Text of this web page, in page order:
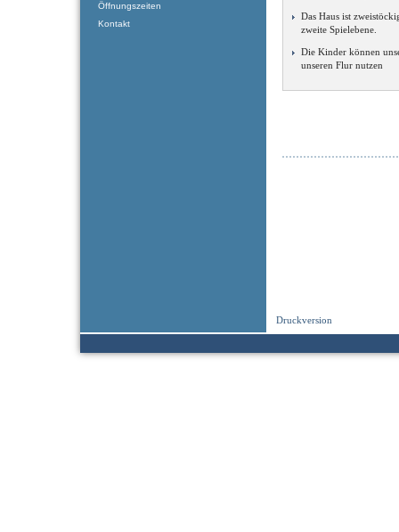
Das Haus ist
zweite Spielebene.
Die Kinder können
unseren Flur nutzen
Druckversion
Öffnungszeiten
Kontakt